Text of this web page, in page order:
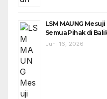
LSM MAUNG
Semua Pihak di
Juni 16, 2026